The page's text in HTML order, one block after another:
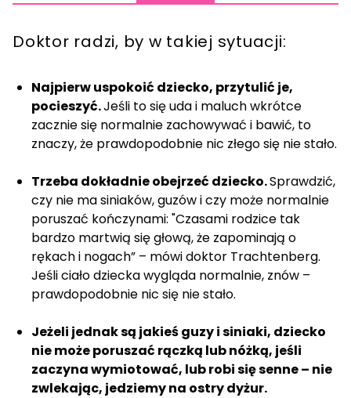
Doktor radzi, by w takiej sytuacji:
Najpierw uspokoić dziecko, przytulić je,
pocieszyć.Jeśli to się uda i maluch wkrótce
zacznie się normalnie zachowywać i bawić, to
znaczy, że prawdopodobnie nic złego się nie stało.
Trzeba dokładnie obejrzeć dziecko.Sprawdzić,
czy nie ma siniaków, guzów i czy może normalnie
poruszać kończynami: "Czasami rodzice tak
bardzo martwią się głową, że zapominają o
rękach i nogach” – mówi doktor Trachtenberg.
Jeśli ciało dziecka wygląda normalnie, znów –
prawdopodobnie nic się nie stało.
Jeżeli jednak są jakieś guzy i siniaki, dziecko
nie może poruszać rączką lub nóżką, jeśli
zaczyna wymiotować, lub robi się senne – nie
zwlekając, jedziemy na ostry dyżur.